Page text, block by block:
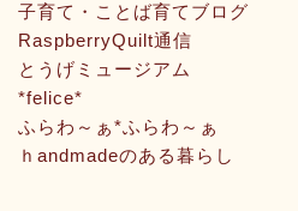
子育て・ことば育てブログ
RaspberryQuilt通信
とうげミュージアム
*felice*
ふらわ～ぁ*ふらわ～ぁ
ｈandmadeのある暮らし